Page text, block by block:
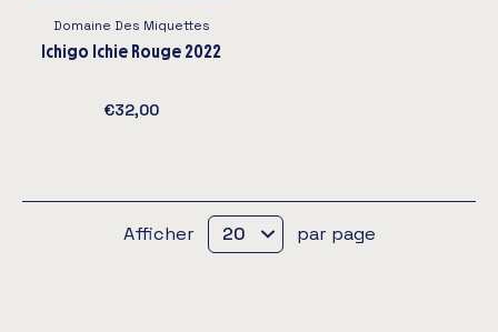
Domaine Des Miquettes
Ichigo Ichie Rouge 2022
€32,00
Afficher par page